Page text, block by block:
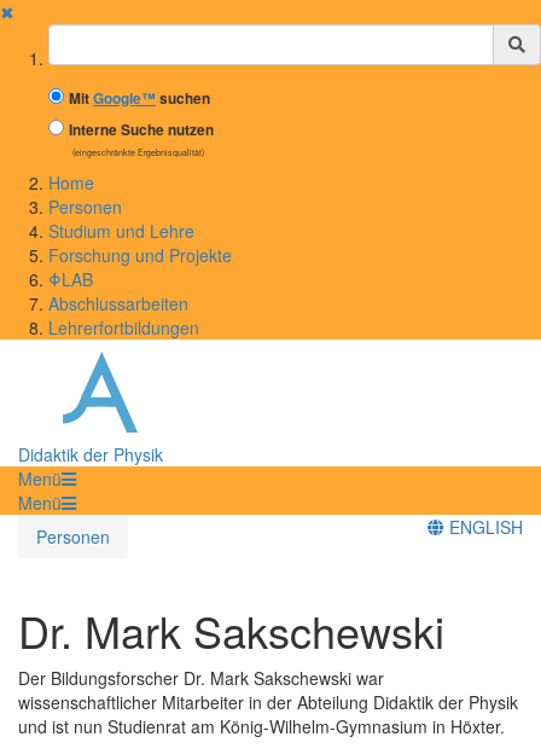
✖
Suchbegriff
MitGoogle™suchen
Interne Suche nutzen
(eingeschränkte Ergebnisqualität)
Home
Personen
Studium und Lehre
Forschung und Projekte
ΦLAB
Abschlussarbeiten
Lehrerfortbildungen
Didaktik der Physik
Menü
Menü
Personen
ENGLISH
Dr. Mark Sakschewski
Der Bildungsforscher Dr. Mark Sakschewski war
wissenschaftlicher Mitarbeiter in der Abteilung Didaktik der Physik
und ist nun Studienrat am König-Wilhelm-Gymnasium in Höxter.